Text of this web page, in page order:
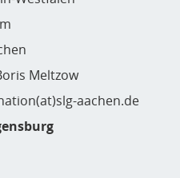
Meltzow
aachen.de